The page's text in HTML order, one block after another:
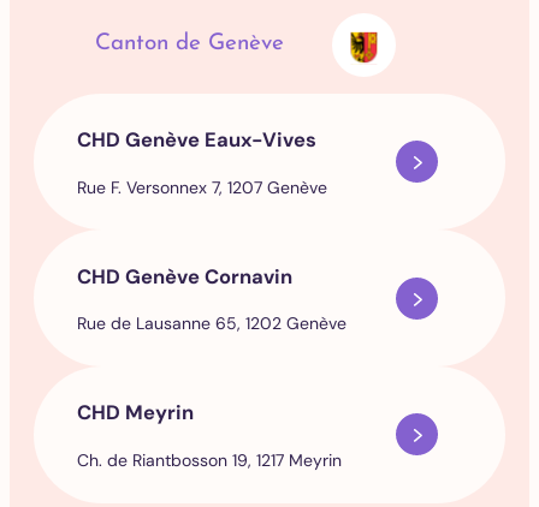
Canton de Genève
CHD Genève Eaux-Vives
Rue F. Versonnex 7, 1207 Genève
CHD Genève Cornavin
Rue de Lausanne 65, 1202 Genève
CHD Meyrin
Ch. de Riantbosson 19, 1217 Meyrin